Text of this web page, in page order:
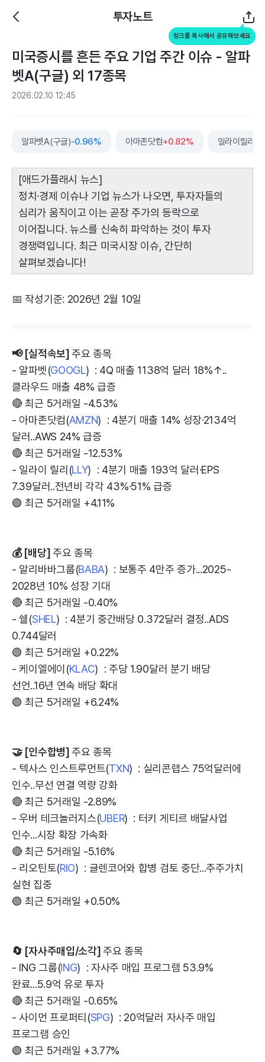
투자노트
링크를 복사해서 공유해보세요
미국증시를 흔든 주요 기업 주간 이슈 - 알파
벳A(구글) 외 17종목
2026.02.10 12:45
알파벳A(구글)-0.96% 아마존닷컴+0.82% 일라이릴리
[애드가플래시 뉴스]
정치·경제 이슈나 기업 뉴스가 나오면, 투자자들의
심리가 움직이고 이는 곧장 주가의 등락으로
이어집니다. 뉴스를 신속히 파악하는 것이 투자
경쟁력입니다. 최근 미국시장 이슈, 간단히
살펴보겠습니다!
📅 작성기준: 2026년 2월 10일
📢 [실적속보]주요 종목
- 알파벳(GOOGL) : 4Q 매출 1138억 달러 18%↑..
클라우드 매출 48% 급증
🔴 최근 5거래일 -4.53%
- 아마존닷컴(AMZN) : 4분기 매출 14% 성장·2134억
달러..AWS 24% 급증
🔴 최근 5거래일 -12.53%
- 일라이 릴리(LLY) : 4분기 매출 193억 달러·EPS
7.39달러..전년비 각각 43%·51% 급증
🟢 최근 5거래일 +4.11%
💰 [배당] 주요 종목
- 알리바바그룹(BABA) : 보통주 4만주 증가...2025-
2028년 10% 성장 기대
🔴 최근 5거래일 -0.40%
- 쉘(SHEL) : 4분기 중간배당 0.372달러 결정..ADS
0.744달러
🟢 최근 5거래일 +0.22%
- 케이엘에이(KLAC) : 주당 1.90달러 분기 배당
선언..16년 연속 배당 확대
🟢 최근 5거래일 +6.24%
🤝 [인수합병]주요 종목
- 텍사스 인스트루먼트(TXN) : 실리콘랩스 75억달러에
인수..무선 연결 역량 강화
🔴 최근 5거래일 -2.89%
- 우버 테크놀러지스(UBER) : 터키 게티르 배달사업
인수...시장 확장 가속화
🔴 최근 5거래일 -5.16%
- 리오틴토(RIO) : 글렌코어와 합병 검토 중단...주주가치
실현 집중
🟢 최근 5거래일 +0.50%
🔄 [자사주매입/소각]주요 종목
- ING 그룹(ING) : 자사주 매입 프로그램 53.9%
완료...5.9억 유로 투자
🔴 최근 5거래일 -0.65%
- 사이먼 프로퍼티(SPG) : 20억달러 자사주 매입
프로그램 승인
🟢 최근 5거래일 +3.77%